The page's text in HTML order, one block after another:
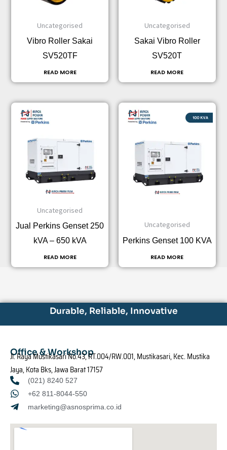
Uncategorised
Vibro Roller Sakai
SV520TF
READ MORE
Uncategorised
Sakai Vibro Roller
SV520T
READ MORE
Uncategorised
Jual Perkins Genset 250
kVA – 650 kVA
READ MORE
Uncategorised
Perkins Genset 100 KVA
READ MORE
Durable, Reliable, Innovative
Office & Workshop
Jl. Raya Mustikasari No.43, RT.004/RW.001, Mustikasari, Kec. Mustika
Jaya, Kota Bks, Jawa Barat 17157
(021) 8240 527
+62 811-8044-550
marketing@asnosprima.co.id